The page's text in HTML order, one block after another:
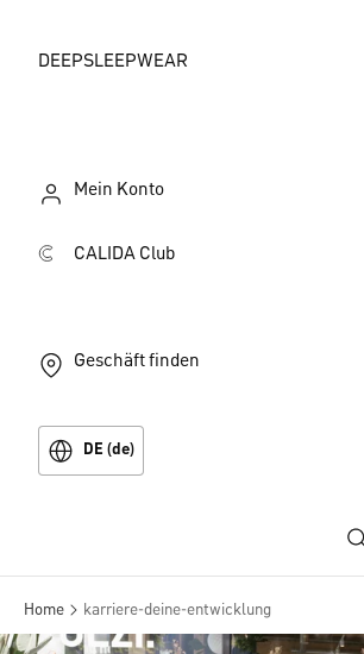
DEEPSLEEPWEAR
Mein Konto
CALIDA Club
Geschäft finden
DE (de)
Home karriere-deine-entwicklung